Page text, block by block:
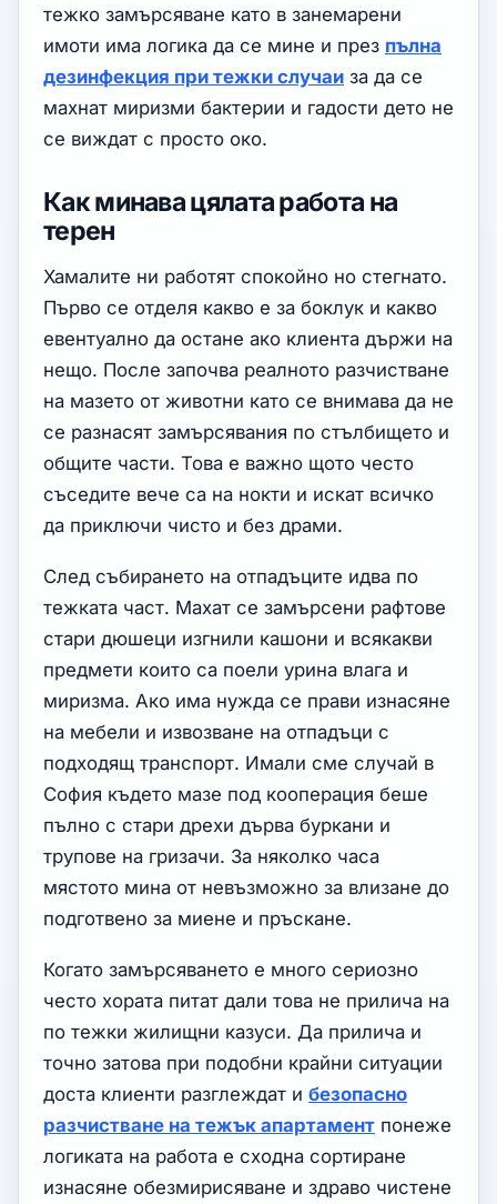
тежко замърсяване като в занемарени
имоти има логика да се мине и през пълна
дезинфекция при тежки случаи за да се
махнат миризми бактерии и гадости дето не
се виждат с просто око.
Как минава цялата работа на
терен
Хамалите ни работят спокойно но стегнато.
Първо се отделя какво е за боклук и какво
евентуално да остане ако клиента държи на
нещо. После започва реалното разчистване
на мазето от животни като се внимава да не
се разнасят замърсявания по стълбището и
общите части. Това е важно щото често
съседите вече са на нокти и искат всичко
да приключи чисто и без драми.
След събирането на отпадъците идва по
тежката част. Махат се замърсени рафтове
стари дюшеци изгнили кашони и всякакви
предмети които са поели урина влага и
миризма. Ако има нужда се прави изнасяне
на мебели и извозване на отпадъци с
подходящ транспорт. Имали сме случай в
София където мазе под кооперация беше
пълно с стари дрехи дърва буркани и
трупове на гризачи. За няколко часа
мястото мина от невъзможно за влизане до
подготвено за миене и пръскане.
Когато замърсяването е много сериозно
често хората питат дали това не прилича на
по тежки жилищни казуси. Да прилича и
точно затова при подобни крайни ситуации
доста клиенти разглеждат и безопасно
разчистване на тежък апартамент понеже
логиката на работа е сходна сортиране
изнасяне обезмирисяване и здраво чистене